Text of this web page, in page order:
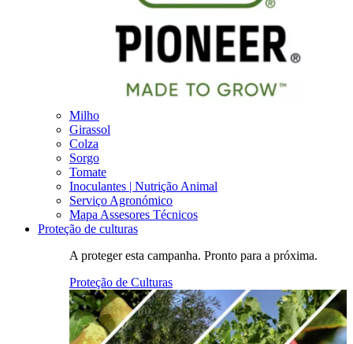
Milho
Girassol
Colza
Sorgo
Tomate
Inoculantes | Nutrição Animal
Serviço Agronómico
Mapa Assesores Técnicos
Proteção de culturas
A proteger esta campanha. Pronto para a próxima.
Proteção de Culturas